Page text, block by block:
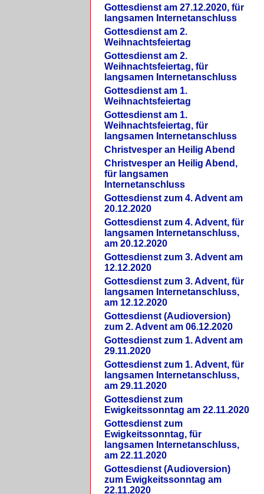
Gottesdienst am 27.12.2020, für
langsamen Internetanschluss
Gottesdienst am 2.
Weihnachtsfeiertag
Gottesdienst am 2.
Weihnachtsfeiertag, für
langsamen Internetanschluss
Gottesdienst am 1.
Weihnachtsfeiertag
Gottesdienst am 1.
Weihnachtsfeiertag, für
langsamen Internetanschluss
Christvesper an Heilig Abend
Christvesper an Heilig Abend,
für langsamen
Internetanschluss
Gottesdienst zum 4. Advent am
20.12.2020
Gottesdienst zum 4. Advent, für
langsamen Internetanschluss,
am 20.12.2020
Gottesdienst zum 3. Advent am
12.12.2020
Gottesdienst zum 3. Advent, für
langsamen Internetanschluss,
am 12.12.2020
Gottesdienst (Audioversion)
zum 2. Advent am 06.12.2020
Gottesdienst zum 1. Advent am
29.11.2020
Gottesdienst zum 1. Advent, für
langsamen Internetanschluss,
am 29.11.2020
Gottesdienst zum
Ewigkeitssonntag am 22.11.2020
Gottesdienst zum
Ewigkeitssonntag, für
langsamen Internetanschluss,
am 22.11.2020
Gottesdienst (Audioversion)
zum Ewigkeitssonntag am
22.11.2020